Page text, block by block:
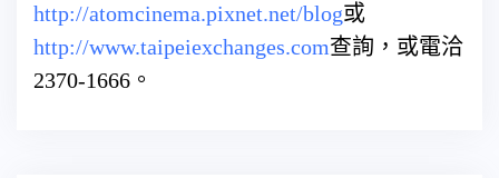
http://atomcinema.pixnet.net/blog或
http://www.taipeiexchanges.com查詢，或電洽
2370-1666。